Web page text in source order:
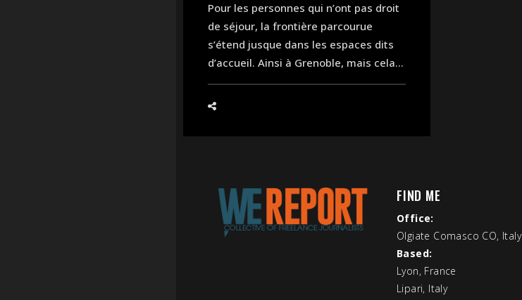
Pour les personnes qui n’ont pas droit
de séjour, la frontière parcourue
s’étend jusque dans les espaces dits
d’accueil. Ainsi à Grenoble, mais cela...
FIND ME
Office:
Olgiate Comasco CO, Italy
Based:
Lyon, France
Lipari, Italy